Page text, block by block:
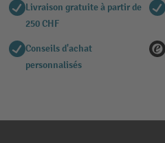
Livraison gratuite à partir de
250 CHF
Conseils d'achat
personnalisés